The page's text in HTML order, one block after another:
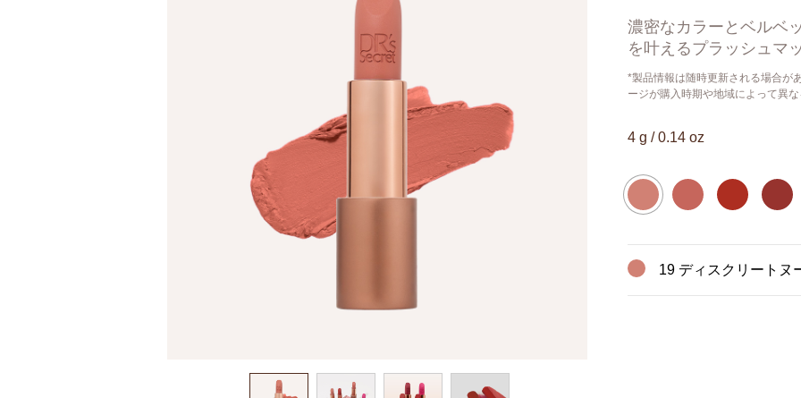
濃密なカラーとベルベ
を叶えるプラッシュマ
*製品情報は随時更新される場合が
ージが購入時期や地域によって異な
4 g / 0.14 oz
19 ディスクリートヌ